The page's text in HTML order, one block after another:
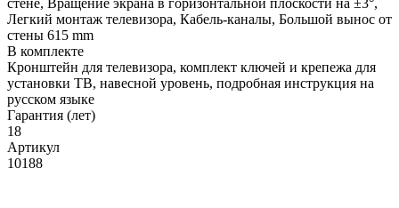
Легкий монтаж телевизора, Кабель-каналы, Большой вынос от
стены 615 mm
В комплекте
Кронштейн для телевизора, комплект ключей и крепежа для
установки ТВ, навесной уровень, подробная инструкция на
русском языке
Гарантия (лет)
18
Артикул
10188